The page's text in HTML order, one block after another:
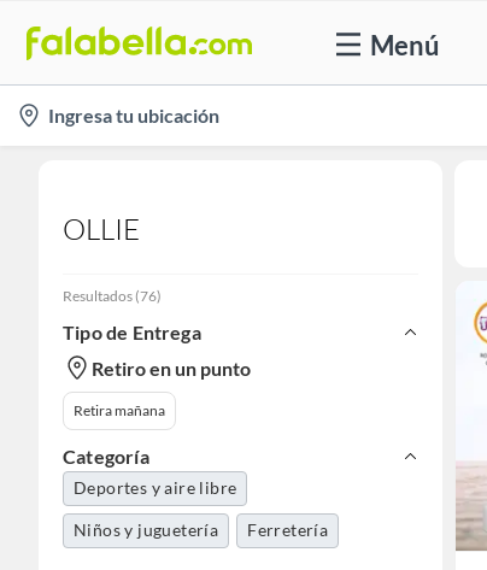
Menú
location-
icon
Ingresa tu ubicación
OLLIE
Resultados (76)
Tipo de Entrega
Retiro en un punto
Retira mañana
Categoría
Deportes y aire libre
Niños y juguetería Ferretería